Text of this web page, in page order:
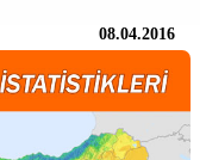
08.04.2016